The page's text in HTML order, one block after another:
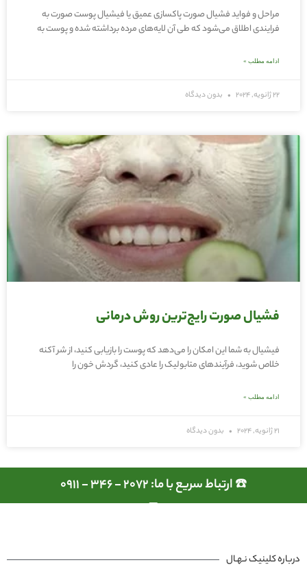
مراحل و فواید فشیال صورت پاکسازی عمیق یا فیشیال پوست صورت به
فرایندی اطلاق می‌شود که طی آن لایه‌های مرده برداشته شده و پوست به
ادامه مطلب »
22 ژانویه, 2024 بدون دیدگاه
فشیال صورت رایج‌ترین روش درمانی
فیشیال به شما این امکان را می‌دهد که پوست را بازیابی کنید، از شر آکنه
خلاص شوید، فرآیندهای متابولیک را عادی کنید، گردش خون را
ادامه مطلب »
21 ژانویه, 2024 بدون دیدگاه
☎️ ارتباط سریع با ما: 2072 - 346 - 0911
درباره کلینیک نـهـال